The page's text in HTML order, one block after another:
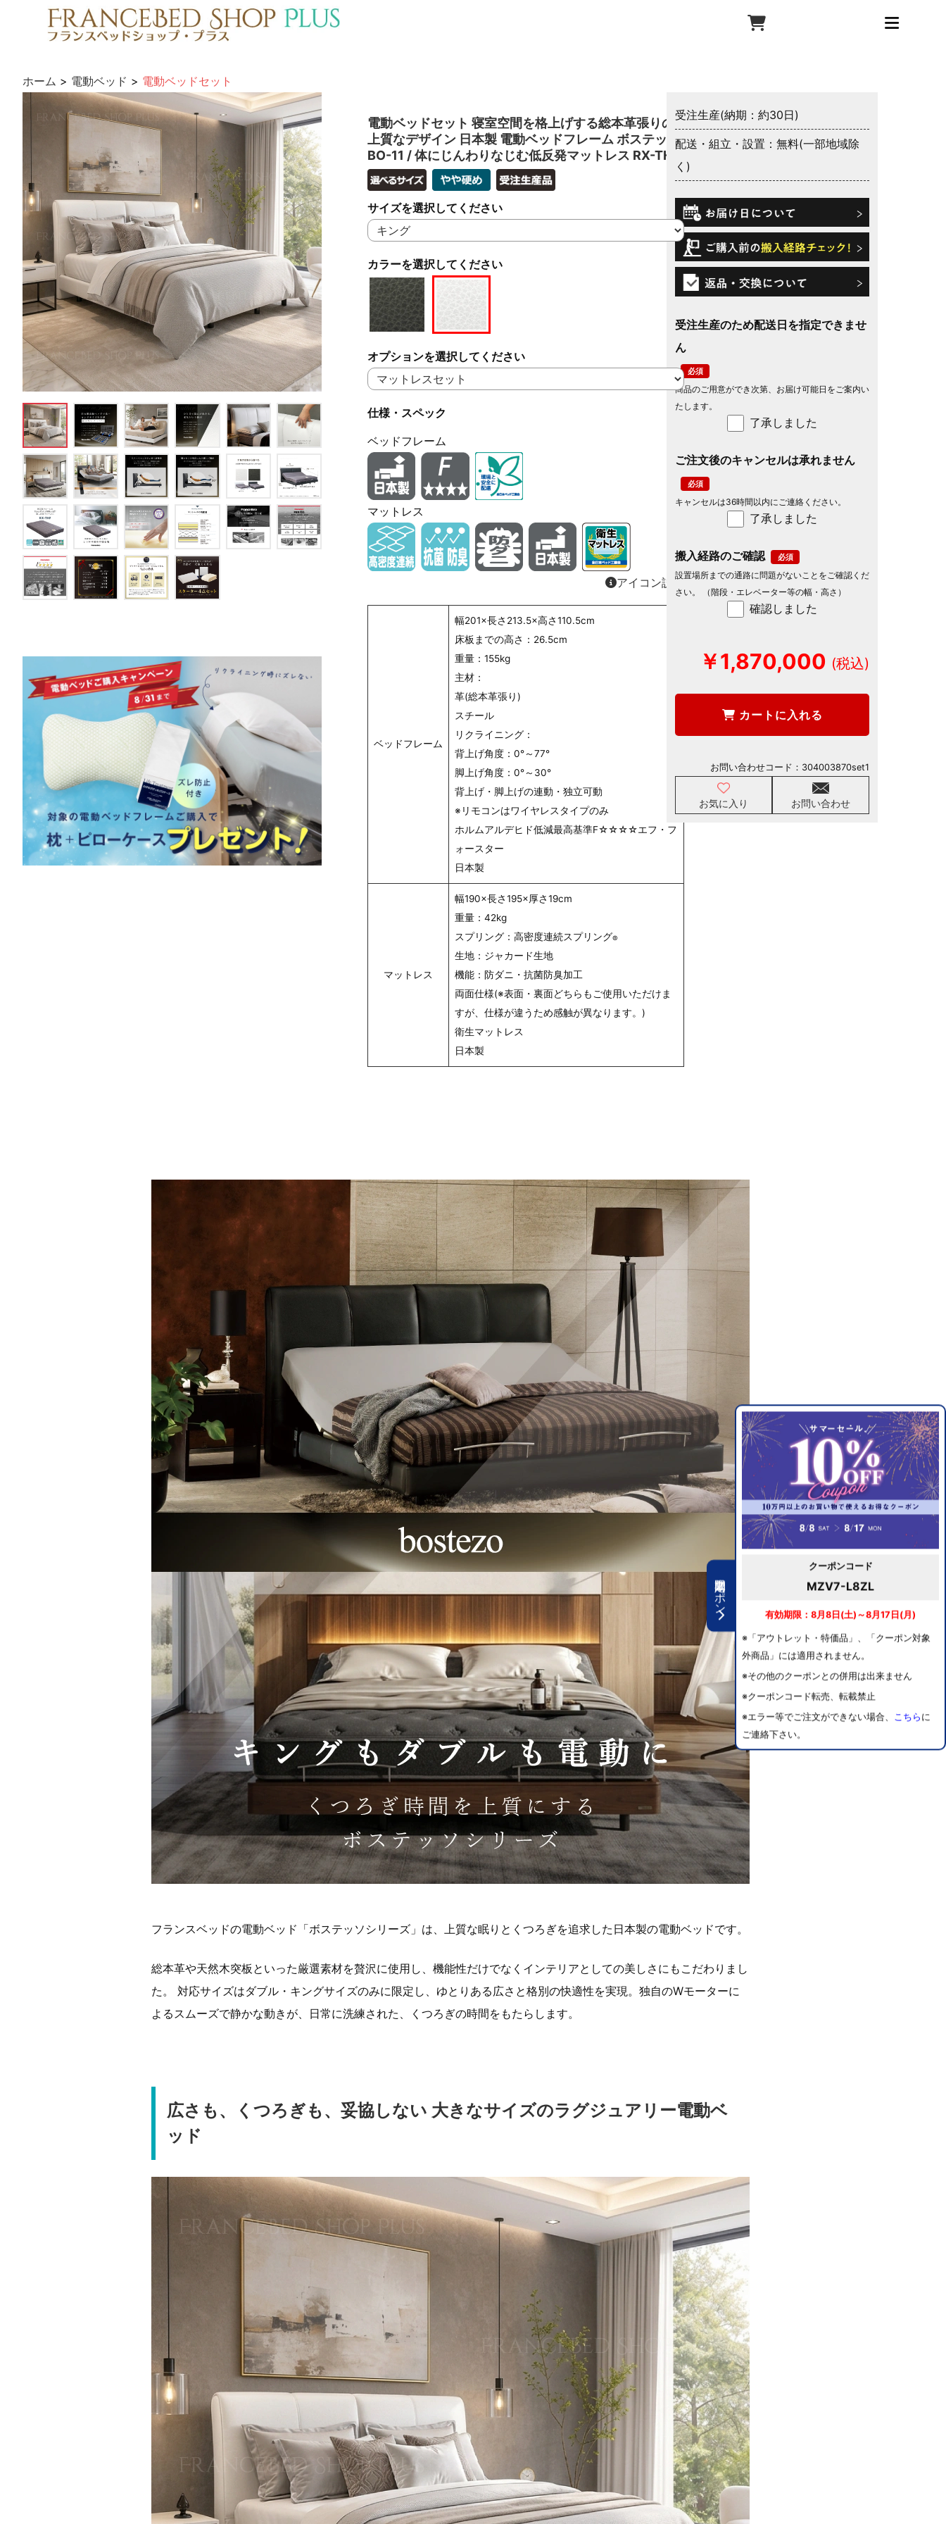
期間限定クーポン
クーポンコード
MZV7-L8ZL
有効期限：8月8日(土)～8月17日(月)
※「アウトレット・特価品」、「クーポン対象
外商品」には適用されません。
※その他のクーポンとの併用は出来ません
※クーポンコード転売、転載禁止
※エラー等でご注文ができない場合、 こちら に
ご連絡下さい。
ホーム > 電動ベッド > 電動ベッドセット
電動ベッドセット 寝室空間を格上げする総本革張りの
上質なデザイン 日本製 電動ベッドフレーム ボステッソ
BO-11 / 体にじんわりなじむ低反発マットレス RX-THF
カラーを選択してください
サイズを選択してください
オプションを選択してください
仕様・スペック
ベッドフレーム
マットレス
アイコン説明
ベッドフレーム
幅201×長さ213.5×高さ110.5cm
床板までの高さ：26.5cm
重量：155kg
主材：
革(総本革張り)
スチール
リクライニング：
背上げ角度：0°～77°
脚上げ角度：0°～30°
背上げ・脚上げの連動・独立可動
※リモコンはワイヤレスタイプのみ
ホルムアルデヒド低減最高基準F☆☆☆☆エフ・フ
ォースター
日本製
マットレス
幅190×長さ195×厚さ19cm
重量：42kg
スプリング：高密度連続スプリング®
生地：ジャカード生地
機能：防ダニ・抗菌防臭加工
両面仕様(※表面・裏面どちらもご使用いただけま
すが、仕様が違うため感触が異なります。)
衛生マットレス
日本製
受注生産(納期：約30日)
配送・組立・設置：無料(一部地域除
く)
受注生産のため配送日を指定できませ
ん
了承しました
商品のご用意ができ次第、お届け可能日をご案内い
たします。
ご注文後のキャンセルは承れません
了承しました
キャンセルは36時間以内にご連絡ください。
搬入経路のご確認
確認しました
設置場所までの通路に問題がないことをご確認くだ
さい。 （階段・エレベーター等の幅・高さ）
￥1,870,000
カートに入れる
お気に入り お問い合わせ
お問い合わせコード： 304003870set1
フランスベッドの電動ベッド「ボステッソシリーズ」は、上質な眠りとくつろぎを追求した日本製の電動ベッドです。
総本革や天然木突板といった厳選素材を贅沢に使用し、機能性だけでなくインテリアとしての美しさにもこだわりまし
た。 対応サイズはダブル・キングサイズのみに限定し、ゆとりある広さと格別の快適性を実現。独自のWモーターに
よるスムーズで静かな動きが、日常に洗練された、くつろぎの時間をもたらします。
広さも、くつろぎも、妥協しない 大きなサイズのラグジュアリー電動ベ
ッド